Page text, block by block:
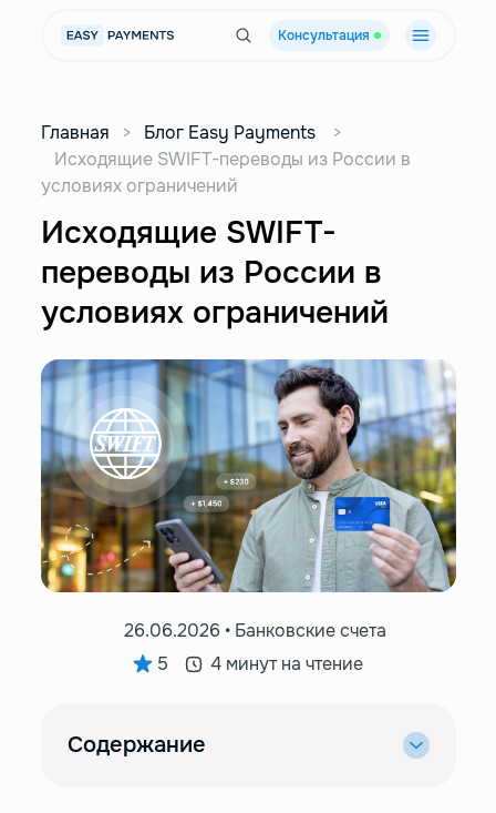
Консультация
Главная > Блог Easy Payments
>
Исходящие SWIFT-переводы из России в
условиях ограничений
Исходящие SWIFT-
переводы из России в
условиях ограничений
26.06.2026 • Банковские счета
5
4 минут на чтение
Содержание